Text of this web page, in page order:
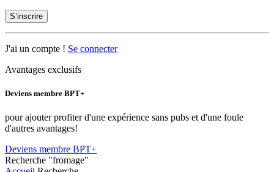
S’inscrire
J'ai un compte ! Se connecter
Avantages exclusifs
Deviens membre BPT+
pour ajouter profiter d'une expérience sans pubs et d'une foule
d'autres avantages!
Deviens membre BPT+
Recherche "fromage"